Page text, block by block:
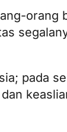
orang
pada